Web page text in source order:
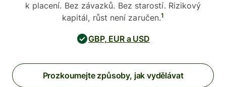
k placení. Bez závazků. Bez starostí. Rizikový
kapitál, růst není zaručen.1
GBP, EUR a USD
Prozkoumejte způsoby, jak vydělávat